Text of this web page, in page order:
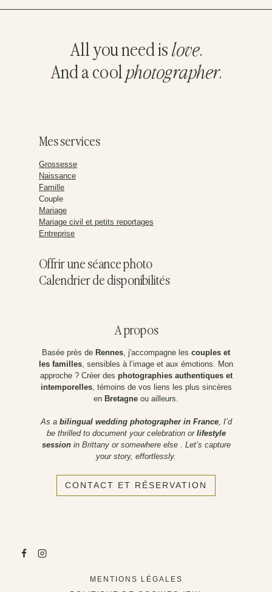
All you need is love.
And a coolphotographer.
Mes services
Grossesse
Naissance
Famille
Couple
Mariage
Mariage civil et petits reportages
Entreprise
Offrir une séance photo
Calendrier de disponibilités
A propos
Basée près de Rennes, j'accompagne les couples et
les familles, sensibles à l’image et aux émotions. Mon
approche ? Créer des photographies authentiques et
intemporelles, témoins de vos liens les plus sincères
en Bretagne ou ailleurs.
As a bilingual wedding photographer in France, I’d
be thrilled to document your celebration or lifestyle
sessionin Brittany or somewhere else . Let’s capture
your story, effortlessly.
CONTACT ET RÉSERVATION
MENTIONS LÉGALES